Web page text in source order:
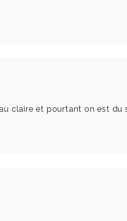
claire et pourtant on est